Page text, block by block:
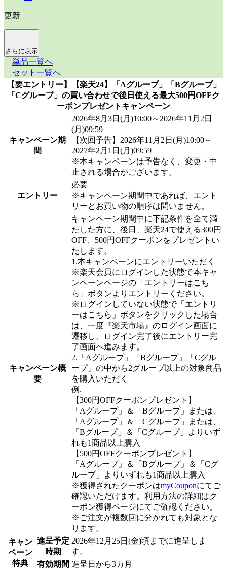
更新
さらに表示
単品一覧へ
セット一覧へ
【要エントリー】【楽天24】「Aグループ」「Bグループ」
「Cグループ」の買い合わせで後日使える最大500円OFFク
ーポンプレゼントキャンペーン
キャンペーン期
間
2026年8月3日(月)10:00～2026年11月2日
(月)09:59
【次回予告】2026年11月2日(月)10:00～
2027年2月1日(月)09:59
※本キャンペーンは予告なく、変更・中
止される場合がございます。
エントリー
必要
※キャンペーン期間中であれば、エント
リーとお買い物の順序は問いません。
キャンペーン概
要
キャンペーン期間中に下記条件を全て満
たした方に、後日、楽天24で使える300円
OFF、500円OFFクーポンをプレゼントい
たします。
1.本キャンペーンにエントリーいただく
※楽天会員にログインした状態で本キャ
ンペーンページの「エントリーはこち
ら」ボタンよりエントリーください。
※ログインしていない状態で「エントリ
ーはこちら」ボタンをクリックした場合
は、一度『楽天市場』のログイン画面に
遷移し、ログイン完了後にエントリー完
了画面へ進みます。
2.「Aグループ」「Bグループ」「Cグル
ープ」の中から2グループ以上の対象商品
を購入いただく
例.
【300円OFFクーポンプレゼント】
「Aグループ」＆「Bグループ」または、
「Aグループ」＆「Cグループ」または、
「Bグループ」＆「Cグループ」よりいず
れも1商品以上購入
【500円OFFクーポンプレゼント】
「Aグループ」＆「Bグループ」＆「Cグ
ループ」よりいずれも1商品以上購入
※獲得されたクーポンはmyCouponにてご
確認いただけます。利用方法の詳細はク
ーポン獲得ページにてご確認ください。
※ご注文が複数回に分かれても対象とな
ります。
キャン
ペーン
特典
進呈予定
時期
2026年12月25日(金)頃までに進呈しま
す。
有効期間 進呈日から3カ月